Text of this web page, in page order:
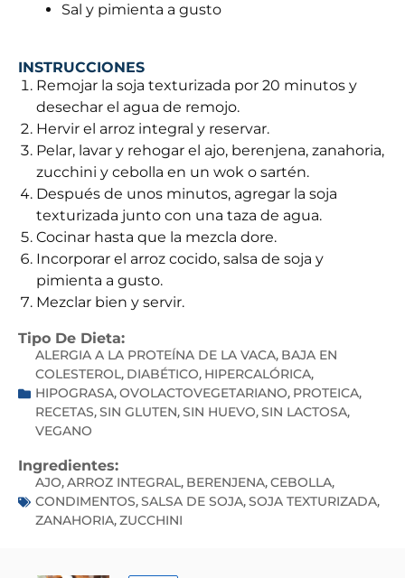
Sal y pimienta a gusto
INSTRUCCIONES
Remojar la soja texturizada por 20 minutos y
desechar el agua de remojo.
Hervir el arroz integral y reservar.
Pelar, lavar y rehogar el ajo, berenjena, zanahoria,
zucchini y cebolla en un wok o sartén.
Después de unos minutos, agregar la soja
texturizada junto con una taza de agua.
Cocinar hasta que la mezcla dore.
Incorporar el arroz cocido, salsa de soja y
pimienta a gusto.
Mezclar bien y servir.
Tipo De Dieta:
ALERGIA A LA PROTEÍNA DE LA VACA, BAJA EN
COLESTEROL, DIABÉTICO, HIPERCALÓRICA,
HIPOGRASA,OVOLACTOVEGETARIANO, PROTEICA,
RECETAS,SIN GLUTEN,SIN HUEVO,SIN LACTOSA,
VEGANO
Ingredientes:
AJO,ARROZ INTEGRAL, BERENJENA,CEBOLLA,
CONDIMENTOS,SALSA DE SOJA,SOJA TEXTURIZADA,
ZANAHORIA,ZUCCHINI